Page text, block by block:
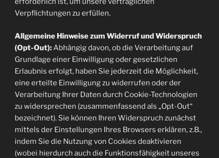
Verpflichtungen zu erfüllen.
Allgemeine Hinweise zum Widerruf und Widerspruch
(Opt-Out): Abhängig davon, ob die Verarbeitung auf
Grundlage einer Einwilligung oder gesetzlichen
Erlaubnis erfolgt, haben Sie jederzeit die Möglichkeit,
eine erteilte Einwilligung zu widerrufen oder der
Verarbeitung Ihrer Daten durch Cookie-Technologien
zu widersprechen (zusammenfassend als „Opt-Out“
bezeichnet). Sie können Ihren Widerspruch zunächst
mittels der Einstellungen Ihres Browsers erklären, z.B.,
indem Sie die Nutzung von Cookies deaktivieren
(wobei hierdurch auch die Funktionsfähigkeit unseres